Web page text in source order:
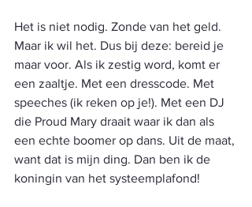
Het is niet nodig. Zonde van het geld.
Maar ik wil het. Dus bij deze: bereid je
maar voor. Als ik zestig word, komt er
een zaaltje. Met een dresscode. Met
speeches (ik reken op je!). Met een DJ
die Proud Mary draait waar ik dan als
een echte boomer op dans. Uit de maat,
want dat is mijn ding. Dan ben ik de
koningin van het systeemplafond!